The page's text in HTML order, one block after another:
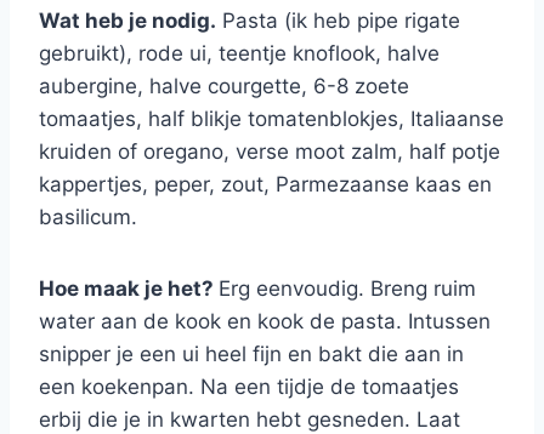
Wat heb je nodig. Pasta (ik heb pipe rigate
gebruikt), rode ui, teentje knoflook, halve
aubergine, halve courgette, 6-8 zoete
tomaatjes, half blikje tomatenblokjes, Italiaanse
kruiden of oregano, verse moot zalm, half potje
kappertjes, peper, zout, Parmezaanse kaas en
basilicum.
Hoe maak je het? Erg eenvoudig. Breng ruim
water aan de kook en kook de pasta. Intussen
snipper je een ui heel fijn en bakt die aan in
een koekenpan. Na een tijdje de tomaatjes
erbij die je in kwarten hebt gesneden. Laat